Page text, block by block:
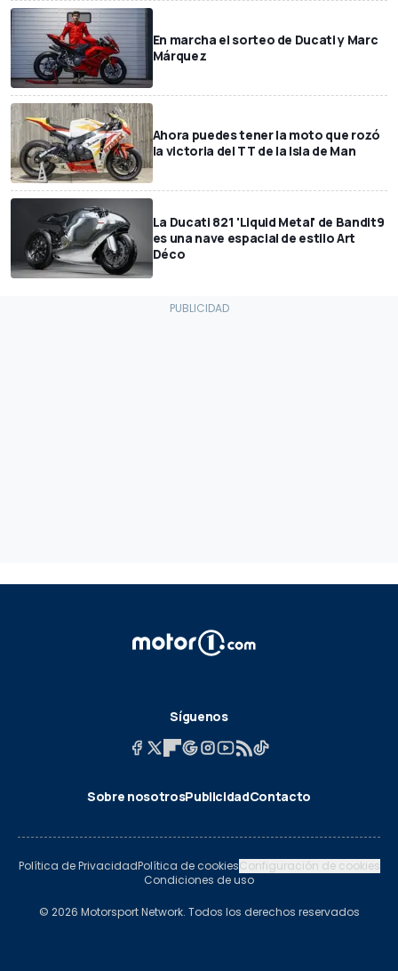
En marcha el sorteo de Ducati y Marc
Márquez
Ahora puedes tener la moto que rozó
la victoria del TT de la Isla de Man
La Ducati 821 'Liquid Metal' de Bandit9
es una nave espacial de estilo Art
Déco
Síguenos
Sobre nosotrosPublicidadContacto
Política de PrivacidadPolítica de cookiesConfiguración de cookies
Condiciones de uso
© 2026 Motorsport Network. Todos los derechos reservados